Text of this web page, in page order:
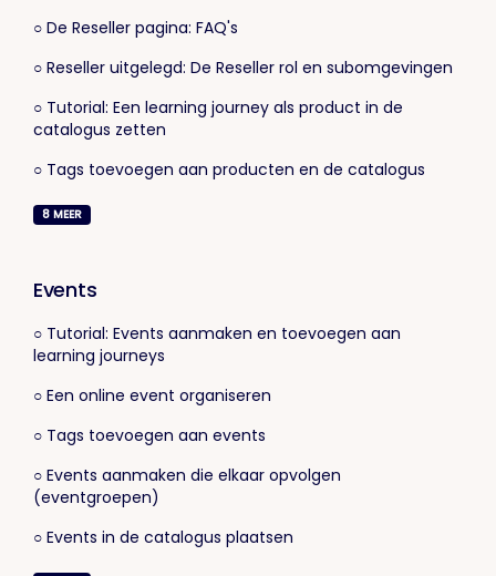
○ De Reseller pagina: FAQ's
○ Reseller uitgelegd: De Reseller rol en subomgevingen
○ Tutorial: Een learning journey als product in de
catalogus zetten
○ Tags toevoegen aan producten en de catalogus
8 MEER
Events
○ Tutorial: Events aanmaken en toevoegen aan
learning journeys
○ Een online event organiseren
○ Tags toevoegen aan events
○ Events aanmaken die elkaar opvolgen
(eventgroepen)
○ Events in de catalogus plaatsen